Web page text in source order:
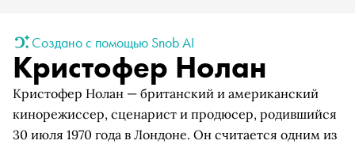
Создано с помощью Snob AI
Кристофер Нолан
Кристофер Нолан — британский и американский
кинорежиссер, сценарист и продюсер, родившийся
30 июля 1970 года в Лондоне. Он считается одним из